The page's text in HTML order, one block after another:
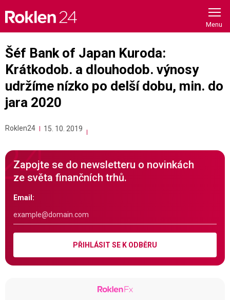
content
Šéf Bank of Japan Kuroda:
Krátkodob. a dlouhodob. výnosy
udržíme nízko po delší dobu, min. do
jara 2020
Roklen24 15. 10. 2019
Zapojte se do newsletteru o novinkách
ze světa finančních trhů.
Email:
PŘIHLÁSIT SE K ODBĚRU